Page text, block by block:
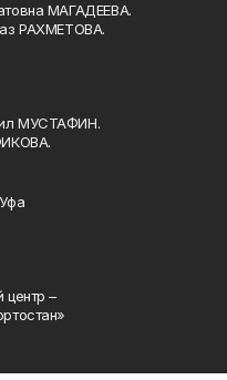
МАГАДЕЕВА.
РАХМЕТОВА.
МУСТАФИН.
центр –